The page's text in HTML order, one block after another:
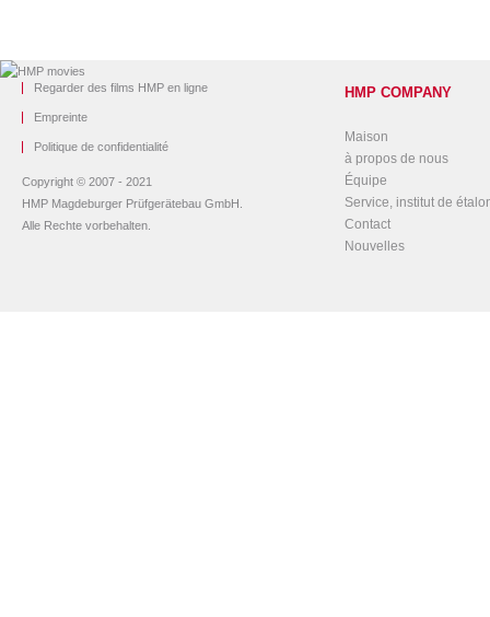
Regarder des films HMP en ligne
Empreinte
Politique de confidentialité
Copyright © 2007 - 2021
HMP Magdeburger Prüfgerätebau GmbH.
Alle Rechte vorbehalten.
HMP COMPANY
Maison
à propos de nous
Équipe
Service, institut de
Contact
Nouvelles